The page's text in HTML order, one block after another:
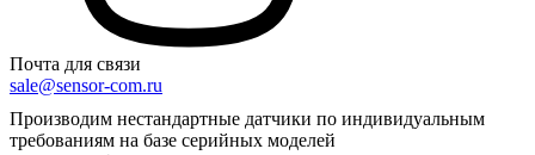
Почта для связи
sale@sensor-com.ru
Производим нестандартные датчики по индивидуальным
требованиям на базе серийных моделей